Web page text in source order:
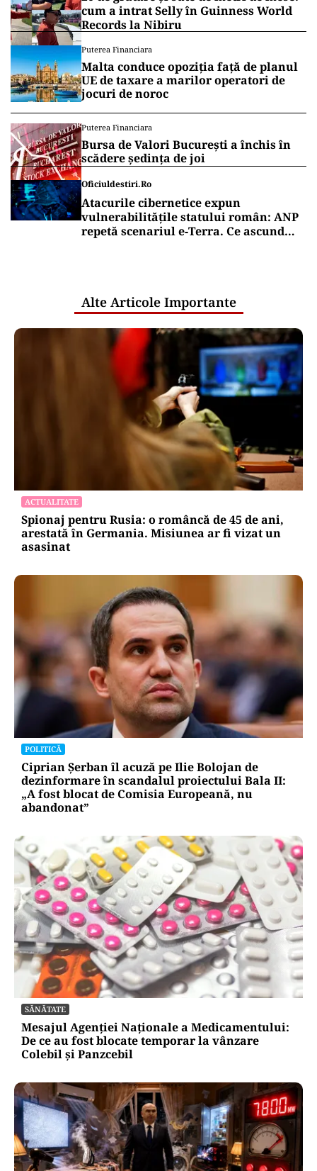
cum a intrat Selly în Guinness World
Records la Nibiru
Puterea Financiara
Malta conduce opoziția față de planul
UE de taxare a marilor operatori de
jocuri de noroc
Puterea Financiara
Bursa de Valori București a închis în
scădere ședința de joi
Oficiuldestiri.ro
Atacurile cibernetice expun
vulnerabilitățile statului român: ANP
repetă scenariul e‑Terra. Ce ascund
Alte Articole Importante
ACTUALITATE
Spionaj pentru Rusia: o româncă de 45 de ani,
arestată în Germania. Misiunea ar fi vizat un
asasinat
POLITICĂ
Ciprian Șerban îl acuză pe Ilie Bolojan de
dezinformare în scandalul proiectului Bala II:
„A fost blocat de Comisia Europeană, nu
abandonat”
SĂNĂTATE
Mesajul Agenției Naționale a Medicamentului:
De ce au fost blocate temporar la vânzare
Colebil și Panzcebil